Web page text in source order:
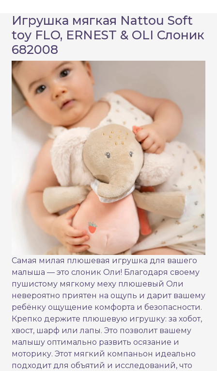
Игрушка мягкая Nattou Soft
toy FLO, ERNEST & OLI Слоник
682008
Самая милая плюшевая игрушка для вашего
малыша — это слоник Оли! Благодаря своему
пушистому мягкому меху плюшевый Оли
невероятно приятен на ощупь и дарит вашему
ребёнку ощущение комфорта и безопасности.
Крепко держите плюшевую игрушку: за хобот,
хвост, шарф или лапы. Это позволит вашему
малышу оптимально развить осязание и
моторику. Этот мягкий компаньон идеально
подходит для объятий и исследований, что